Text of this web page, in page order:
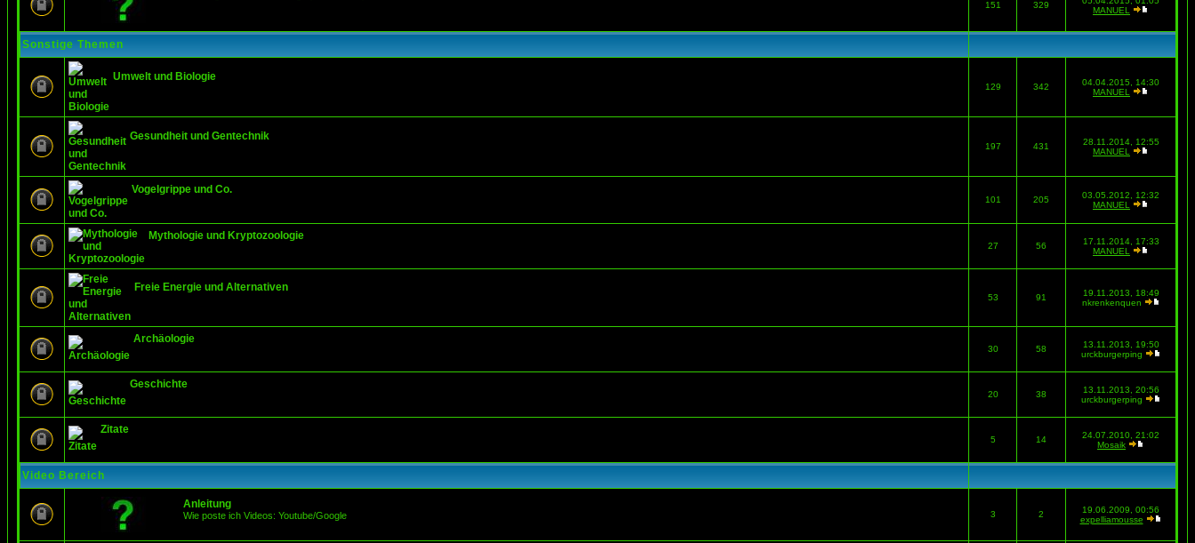
151 329
MANUEL
Sonstige Themen
Umwelt und Biologie
129 342
04.04.2015, 14:30
MANUEL
Gesundheit und Gentechnik
197 431
28.11.2014, 12:55
MANUEL
Vogelgrippe und Co.
101 205
03.05.2012, 12:32
MANUEL
Mythologie und Kryptozoologie
27 56
17.11.2014, 17:33
MANUEL
Freie Energie und Alternativen
53 91
19.11.2013, 18:49
nkrenkenquen
Archäologie
30 58
13.11.2013, 19:50
urckburgerping
Geschichte
20 38
13.11.2013, 20:56
urckburgerping
Zitate
5 14
24.07.2010, 21:02
Mosaik
Video Bereich
Anleitung
Wie poste ich Videos: Youtube/Google 3 2
19.06.2009, 00:56
expelliamousse